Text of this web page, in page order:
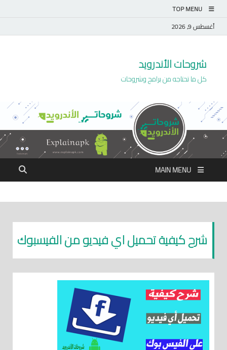
TOP MENU
أغسطس 9, 2026
شروحات الأندرويد
كل ما تحتاجه من برامج وشروحات
MAIN MENU
شرح كيفية تحميل اي فيديو من الفيسبوك